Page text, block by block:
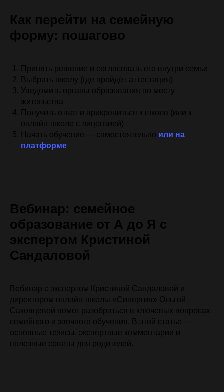
Как перейти на семейную
форму: пошагово
Принять решение и согласовать его внутри семьи
Выбрать школу (где пройдёт аттестация)
Уведомить органы образования по месту
жительства
Получить ответ и прикрепиться к школе (или к
онлайн-школе с лицензией)
Начать обучение — самостоятельно или на
платформе
Вебинар: семейное
образование от А до Я с
экспертом Кристиной
Сандаловой
Вебинар с экспертом Кристиной Сандаловой и
директором онлайн-школы «Синергия» Ольгой
Саковцевой помог разобраться в ключевых вопросах
семейного и заочного обучения. В этой статье —
основные тезисы, экспертные комментарии и
полезные советы для родителей.